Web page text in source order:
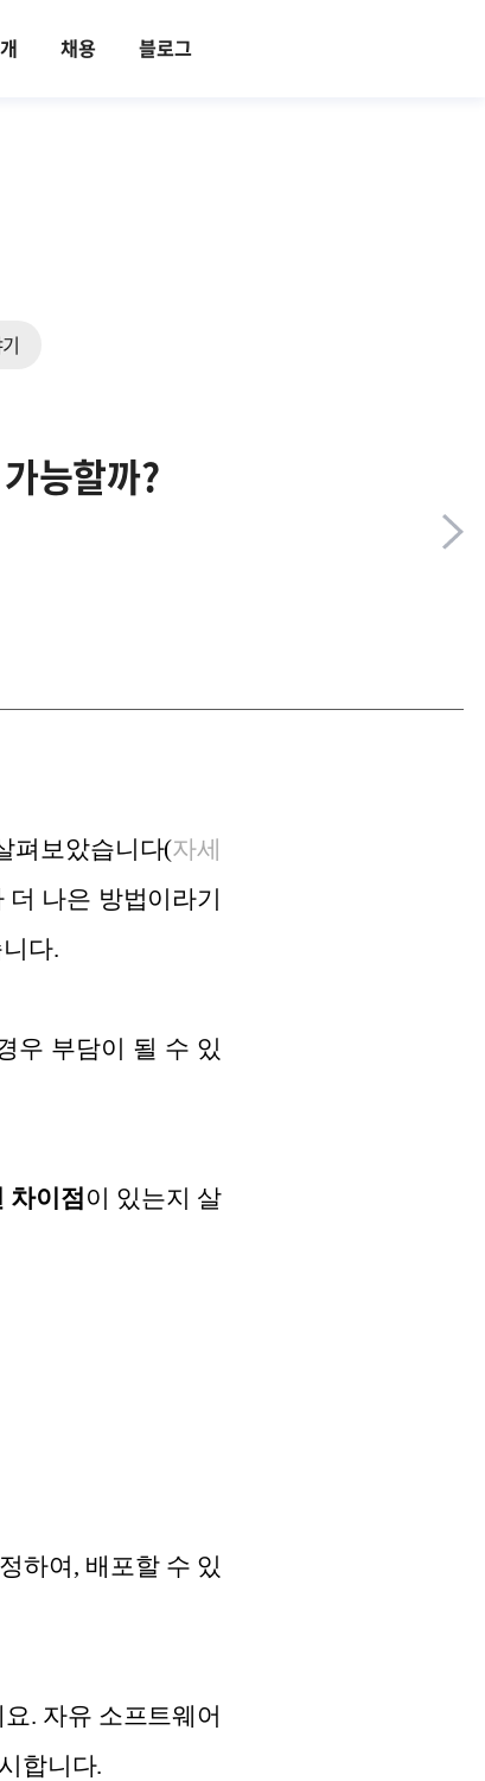
채용 블로그
능할까?
펴보았습니다(자세
나은 방법이라기
다.
우 부담이 될 수 있
차이점 이 있는지 살
하여, 배포할 수 있
. 자유 소프트웨어
합니다.